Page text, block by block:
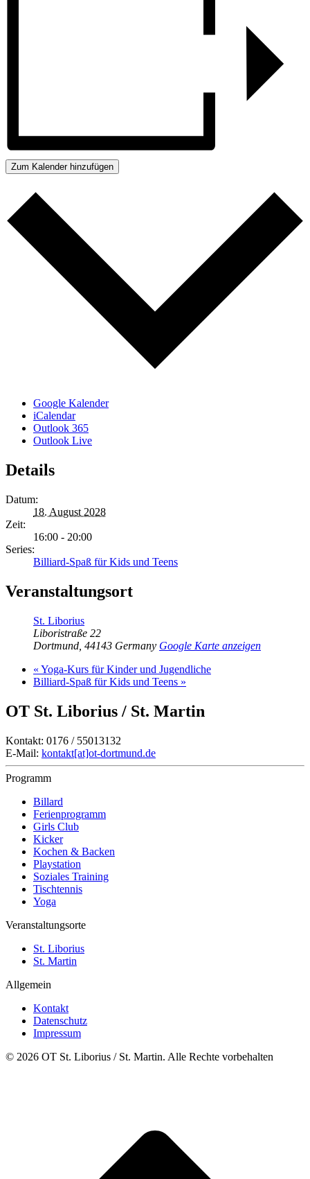
Zum Kalender hinzufügen
Google Kalender
iCalendar
Outlook 365
Outlook Live
Details
Datum:
18. August 2028
Zeit:
16:00 - 20:00
Series:
Billiard-Spaß für Kids und Teens
Veranstaltungsort
St. Liborius
Liboristraße 22
Dortmund 44143 Germany Google Karte anzeigen
« Yoga-Kurs für Kinder und Jugendliche
Billiard-Spaß für Kids und Teens »
OT St. Liborius / St. Martin
Kontakt: 0176 / 55013132
E-Mail: kontakt[at]ot-dortmund.de
Programm
Billard
Ferienprogramm
Girls Club
Kicker
Kochen & Backen
Playstation
Soziales Training
Tischtennis
Yoga
Veranstaltungsorte
St. Liborius
St. Martin
Allgemein
Kontakt
Datenschutz
Impressum
© 2026 OT St. Liborius / St. Martin. Alle Rechte vorbehalten